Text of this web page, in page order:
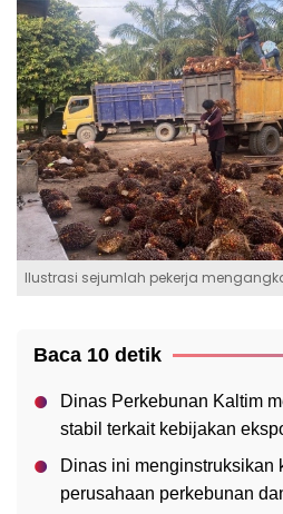
Ilustrasi sejumlah pekerja
Baca 10 detik
Dinas Perkebunan Kaltim
stabil terkait kebijakan
Dinas ini menginstruksikan
perusahaan perkebunan